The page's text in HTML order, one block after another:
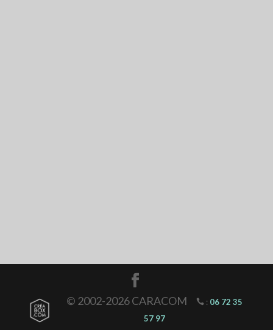
© 2002-2026 CARACOM : 06 72 35
57 97